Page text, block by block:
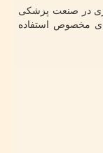
در صنعت پزشکی
مخصوص استفاده